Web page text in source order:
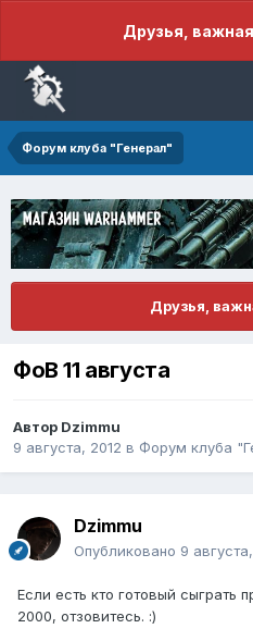
Друзья,
Форум клуба "Генерал"
Друзья,
ФоВ 11 августа
Автор Dzimmu
9 августа, 2012 в Форум клуба
Dzimmu
Опубликовано 9
Если есть кто готовый сыграть
2000, отзовитесь. :)